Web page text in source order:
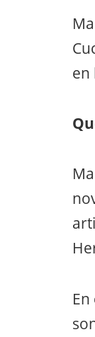
en